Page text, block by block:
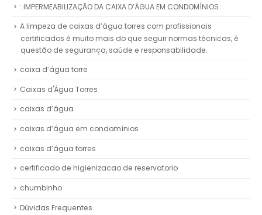
: IMPERMEABILIZAÇÃO DA CAIXA D’ÁGUA EM CONDOMÍNIOS
A limpeza de caixas d’água torres com profissionais
certificados é muito mais do que seguir normas técnicas, é
questão de segurança, saúde e responsabilidade.
caixa d’água torre
Caixas d'Água Torres
caixas d’água
caixas d’água em condomínios
caixas d’água torres
certificado de higienizacao de reservatorio
chumbinho
Dúvidas Frequentes